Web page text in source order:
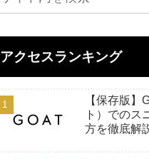
アクセスランキング
【保存版】
ト）でのス
方を徹底解